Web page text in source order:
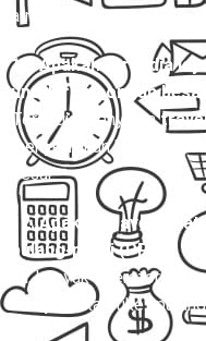
armada Hiace dan Elf.
11. Apakah tersedia
untuk rombongan
Tersedia. Penyedia
menyediakan bus
besar.
12. Apakah travel
pulang-pergi (PP)?
Ya, banyak operator
menyediakan tiket